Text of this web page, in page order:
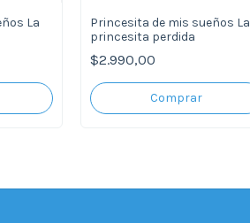
La
Princesita de mis sueños La
princesita perdida
$2.990,00